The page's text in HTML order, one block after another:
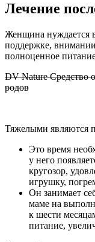
Лечение
Женщина нуждается
поддержке,
полноценное
DV Nature Средство
родов
Тяжелыми являются
Это время
у него
кругозор,
игрушку,
Он занимает
маме на
к шести
питание,